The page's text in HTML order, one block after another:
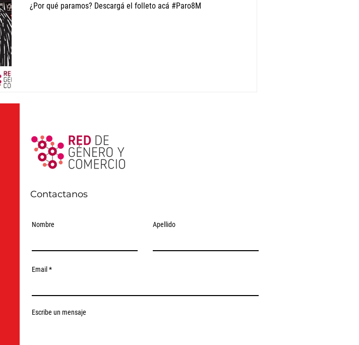
¿Por qué paramos? Descargá el folleto acá #Paro8M
Contactanos
Nombre Apellido
Email
Escribe un mensaje